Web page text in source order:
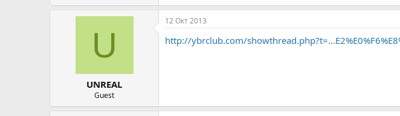
U
UNREAL
Guest
12 Окт 2013
http://ybrclub.com/